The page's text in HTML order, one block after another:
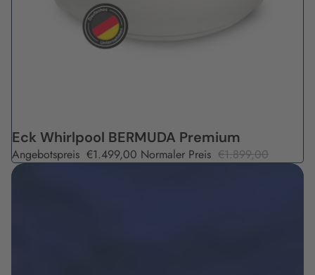
Angebot
Eck Whirlpool BERMUDA Premium
Angebotspreis €1.499,00 Normaler Preis €1.899,00